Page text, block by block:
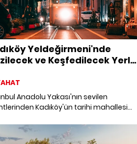
Yeldeğirmeni'nde
ve Keşfedilecek Yerler
Anadolu Yakası'nın sevilen
Kadıköy'ün tarihi mahallesi
ve yapılması gereken etkinlikleri